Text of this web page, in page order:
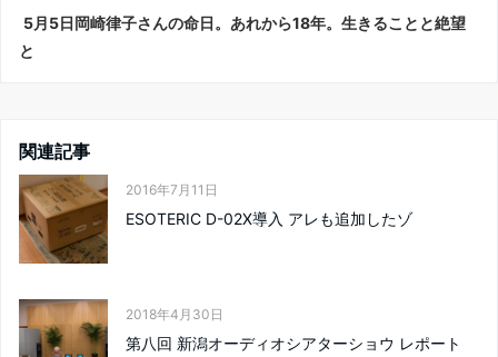
5月5日岡崎律子さんの命日。あれから18年。生きることと絶望
と
関連記事
2016年7月11日
ESOTERIC D-02X導入 アレも追加したゾ
2018年4月30日
第八回 新潟オーディオシアターショウ レポート